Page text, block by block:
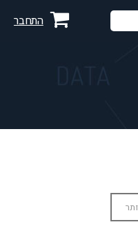
התחבר